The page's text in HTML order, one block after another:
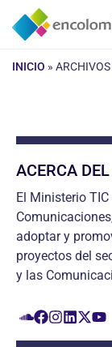
Saltar
INICIO »
ACERCA
El Ministerio
adoptar y
proyectos del
y las